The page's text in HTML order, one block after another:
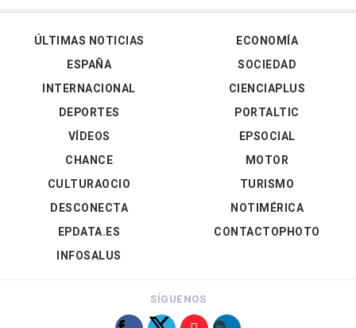
ÚLTIMAS NOTICIAS
ESPAÑA
INTERNACIONAL
DEPORTES
VÍDEOS
ECONOMÍA
SOCIEDAD
CIENCIAPLUS
PORTALTIC
EPSOCIAL
CHANCE
CULTURAOCIO
DESCONECTA
EPDATA.ES
INFOSALUS
MOTOR
TURISMO
NOTIMÉRICA
CONTACTOPHOTO
SÍGUENOS